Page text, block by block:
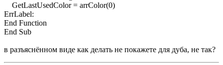
GetLastUsedColor = arrColor(0)
ErrLabel:
End Function
End Sub
в разъяснённом виде как делать не покажете для дуба, не так?